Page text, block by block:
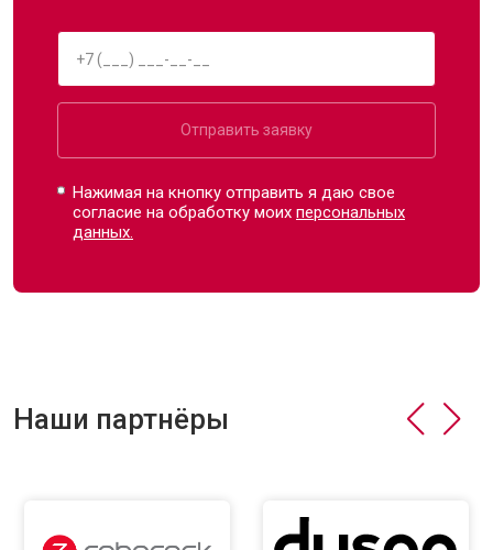
Отправить заявку
Нажимая на кнопку отправить я даю свое
согласие на обработку моихперсональных
данных.
Наши партнёры